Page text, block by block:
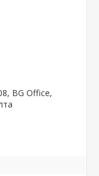
BG Office,